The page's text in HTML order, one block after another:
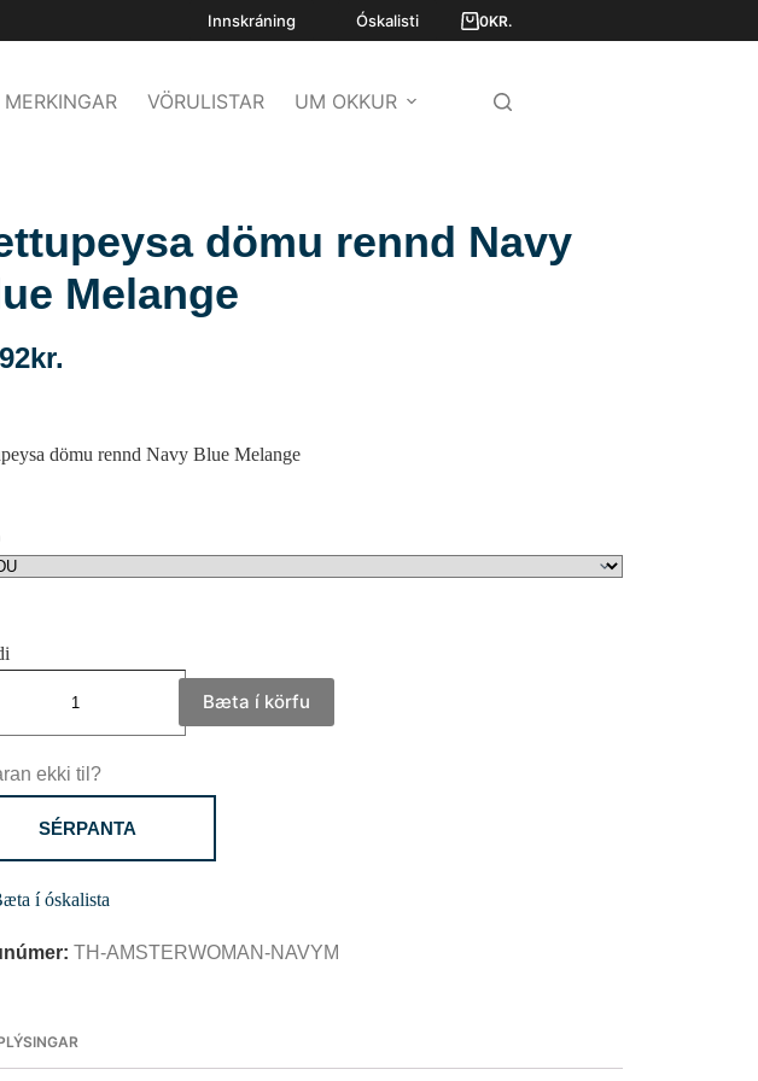
Innskráning Óskalisti 0KR.
VÖRULISTAR UM OKKUR
dömu rennd Navy
Melange
kr.
dömu rennd Navy Blue Melange
Bæta í körfu
ekki til?
SÉRPANTA
í óskalista
TH-AMSTERWOMAN-NAVYM